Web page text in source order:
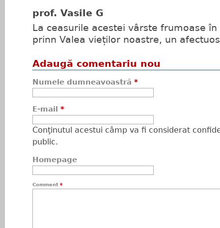
prof. Vasile G
La ceasurile acestei vârste frumoase
prinn Valea vieților noastre, un afectuos
Adaugă comentariu nou
Numele dumneavoastră *
E-mail *
Conţinutul acestui câmp va fi considerat
public.
Homepage
Comment *